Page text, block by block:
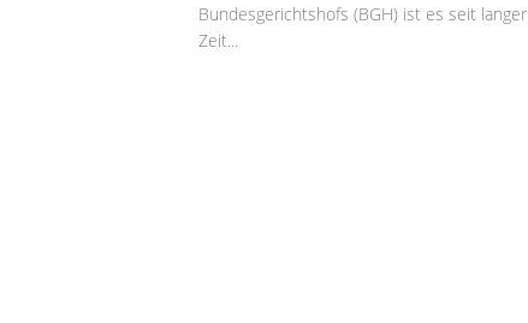
Bundesgerichtshofs (BGH) ist es seit langer
Zeit...